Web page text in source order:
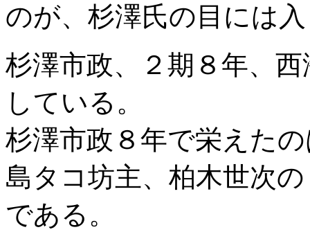
のが、杉澤氏の目には
杉澤市政、２期８年、
している。
杉澤市政８年で栄えた
島タコ坊主、柏木世次
である。